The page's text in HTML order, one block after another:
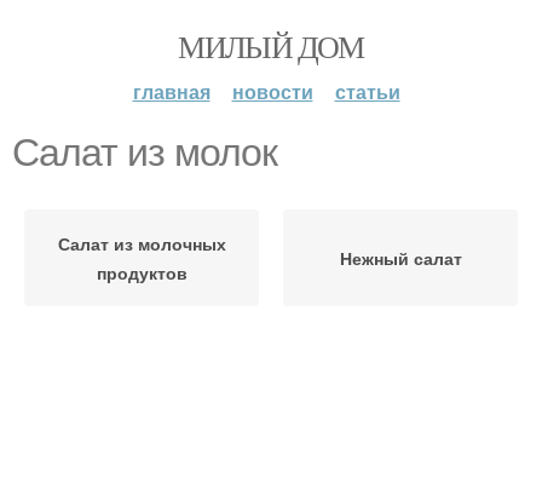
МИЛЫЙ ДОМ
главная новости статьи
Салат из молок
Салат из молочных
продуктов
Нежный салат